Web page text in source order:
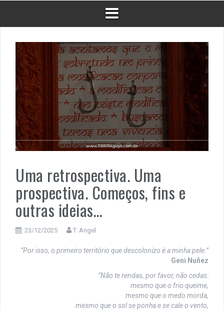
Uma retrospectiva. Uma
prospectiva. Começos, fins e
outras ideias…
23/12/2025 T. Angel
“Por isso, o primeiro território que descolonizo é a minha pele.”
Geni Nuñez
“Não te rendas, por favor, não cedas:
mesmo que o frio queime,
mesmo que o medo morda,
mesmo que o sol se ponha e se cale o vento,